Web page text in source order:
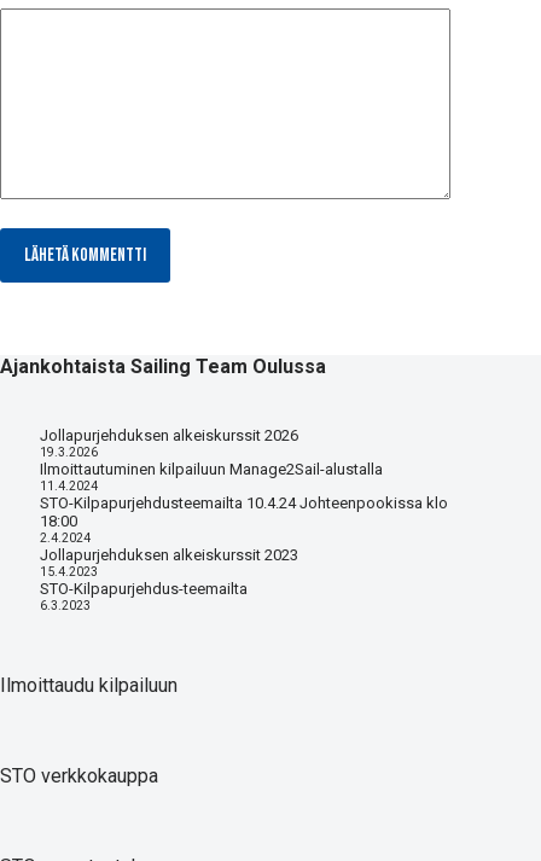
Lähetä kommentti
Ajankohtaista Sailing Team Oulussa
Jollapurjehduksen alkeiskurssit 2026
19.3.2026
Ilmoittautuminen kilpailuun Manage2Sail-alustalla
11.4.2024
STO-Kilpapurjehdusteemailta 10.4.24 Johteenpookissa klo
18:00
2.4.2024
Jollapurjehduksen alkeiskurssit 2023
15.4.2023
STO-Kilpapurjehdus-teemailta
6.3.2023
Ilmoittaudu kilpailuun
STO verkkokauppa